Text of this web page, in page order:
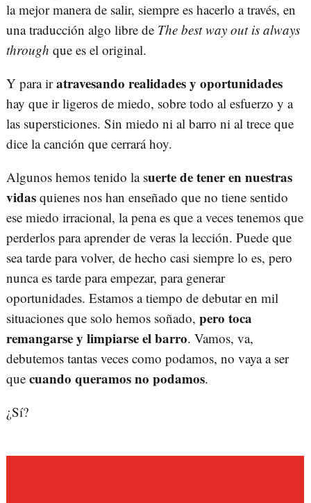
la mejor manera de salir, siempre es hacerlo a través, en
una traducción algo libre de The best way out is always
through que es el original.
Y para iratravesando realidades y oportunidades
hay que ir ligeros de miedo, sobre todo al esfuerzo y a
las supersticiones. Sin miedo ni al barro ni al trece que
dice la canción que cerrará hoy.
Algunos hemos tenido la suerte de tener en nuestras
vidas quienes nos han enseñado que no tiene sentido
ese miedo irracional, la pena es que a veces tenemos que
perderlos para aprender de veras la lección. Puede que
sea tarde para volver, de hecho casi siempre lo es, pero
nunca es tarde para empezar, para generar
oportunidades. Estamos a tiempo de debutar en mil
situaciones que solo hemos soñado, pero toca
remangarse y limpiarse el barro. Vamos, va,
debutemos tantas veces como podamos, no vaya a ser
que cuando queramos no podamos.
¿Sí?